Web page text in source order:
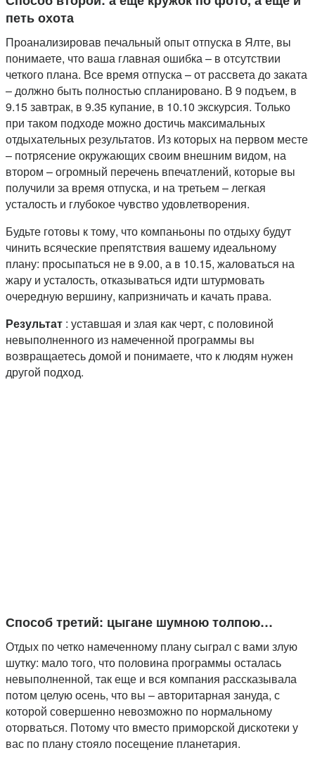
петь охота
Проанализировав печальный опыт отпуска в Ялте, вы
понимаете, что ваша главная ошибка – в отсутствии
четкого плана. Все время отпуска – от рассвета до заката
– должно быть полностью спланировано. В 9 подъем, в
9.15 завтрак, в 9.35 купание, в 10.10 экскурсия. Только
при таком подходе можно достичь максимальных
отдыхательных результатов. Из которых на первом месте
– потрясение окружающих своим внешним видом, на
втором – огромный перечень впечатлений, которые вы
получили за время отпуска, и на третьем – легкая
усталость и глубокое чувство удовлетворения.
Будьте готовы к тому, что компаньоны по отдыху будут
чинить всяческие препятствия вашему идеальному
плану: просыпаться не в 9.00, а в 10.15, жаловаться на
жару и усталость, отказываться идти штурмовать
очередную вершину, капризничать и качать права.
Результат : уставшая и злая как черт, с половиной
невыполненного из намеченной программы вы
возвращаетесь домой и понимаете, что к людям нужен
другой подход.
Способ третий: цыгане шумною толпою…
Отдых по четко намеченному плану сыграл с вами злую
шутку: мало того, что половина программы осталась
невыполненной, так еще и вся компания рассказывала
потом целую осень, что вы – авторитарная зануда, с
которой совершенно невозможно по нормальному
оторваться. Потому что вместо приморской дискотеки у
вас по плану стояло посещение планетария.